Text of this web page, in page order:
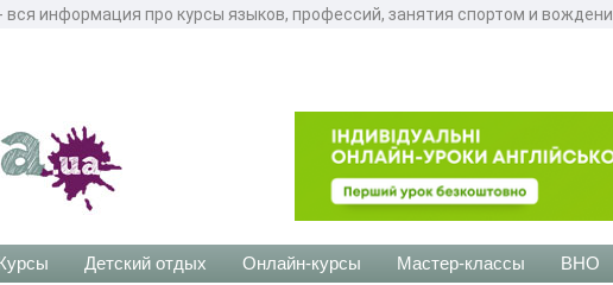
вся информация про курсы языков, профессий, занятия спортом и
Детский отдых Онлайн-курсы Мастер-классы ВНО